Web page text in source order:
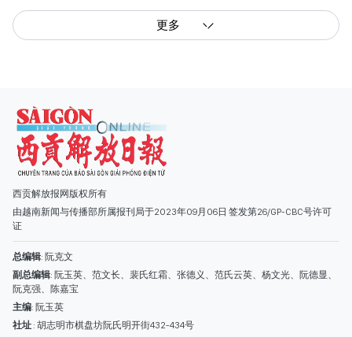
更多
西贡解放报网版权所有
由越南新闻与传播部所属报刊局于2023年09月06日 签发第26/GP-CBC号许可
证
总编辑: 阮克文
副总编辑: 阮玉英、范文长、裴氏红霜、张德义、范氏云英、杨文光、阮德显、
阮克强、陈嘉宝
主编: 阮玉英
社址 : 胡志明市棋盘坊阮氏明开街432-434号